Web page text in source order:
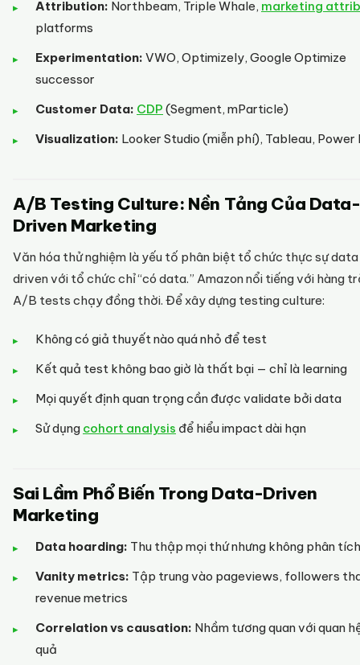
Attribution: Northbeam, Triple Whale, marketing
platforms
Experimentation: VWO, Optimizely, Google Optimize
successor
Customer Data: CDP (Segment, mParticle)
Visualization: Looker Studio (miễn phí), Tableau, Power
A/B Testing Culture: Nền Tảng Của Data-
Driven Marketing
Văn hóa thử nghiệm là yếu tố phân biệt tổ chức thực sự
driven với tổ chức chỉ “có data.” Amazon nổi tiếng với hàng
A/B tests chạy đồng thời. Để xây dựng testing culture:
Không có giả thuyết nào quá nhỏ để test
Kết quả test không bao giờ là thất bại — chỉ là learning
Mọi quyết định quan trọng cần được validate bởi data
Sử dụng cohort analysis để hiểu impact dài hạn
Sai Lầm Phổ Biến Trong Data-Driven
Marketing
Data hoarding: Thu thập mọi thứ nhưng không phân tích
Vanity metrics: Tập trung vào pageviews, followers
revenue metrics
Correlation vs causation: Nhầm tương quan với quan
quả